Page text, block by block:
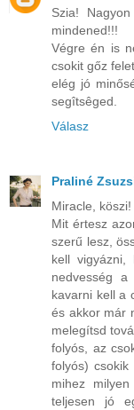
Szia!
mindened!!!
Végre én is
csokit gőz
elég jó
segîtsêged.
Válasz
Praliné
Miracle, köszi!
Mit értesz
szerű lesz,
kell
nedvesség a
kavarni kell a
és akkor már
melegítsd
folyós, az
folyós) csokik
mihez
teljesen jó